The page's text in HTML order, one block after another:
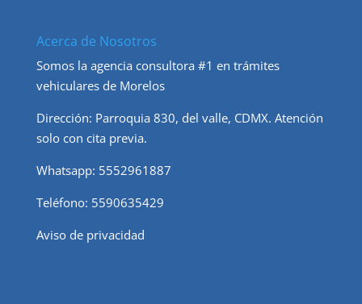
Acerca de Nosotros
Somos la agencia consultora #1 en trámites
vehiculares de Morelos
Dirección: Parroquia 830, del valle, CDMX. Atención
solo con cita previa.
Whatsapp: 5552961887
Teléfono: 5590635429
Aviso de privacidad